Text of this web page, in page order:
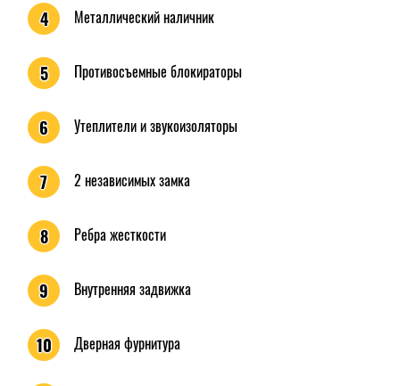
4 Металлический наличник
5 Противосъемные блокираторы
6 Утеплители и звукоизоляторы
7 2 независимых замка
8 Ребра жесткости
9 Внутренняя задвижка
10 Дверная фурнитура